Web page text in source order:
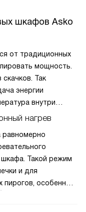
шкафов Asko
от традиционных
мощность.
Так
энергии
внутри
что особенно
процесса
вкус
нагрев
равномерно
Такой режим
и для
особенно